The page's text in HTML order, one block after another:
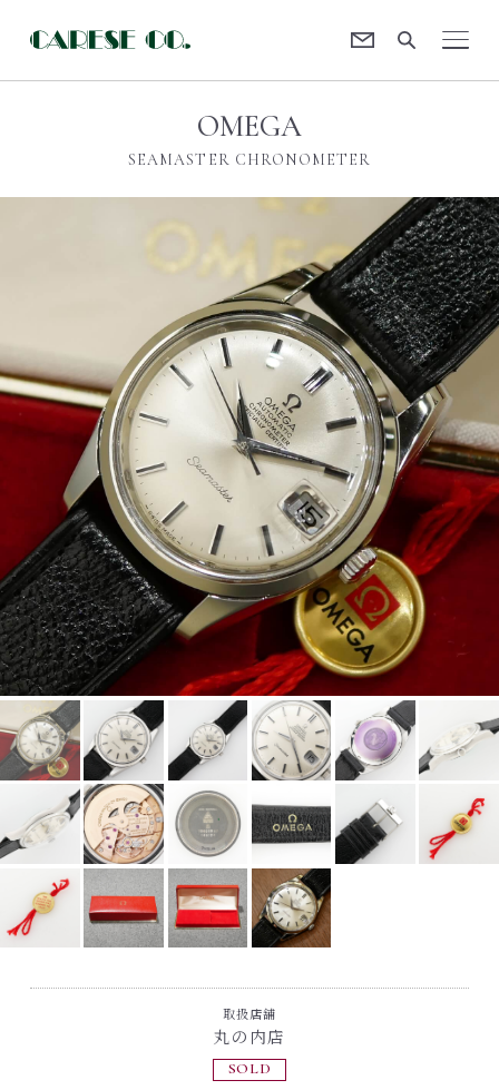
OMEGA
SEAMASTER CHRONOMETER
取扱店舗
丸の内店
SOLD